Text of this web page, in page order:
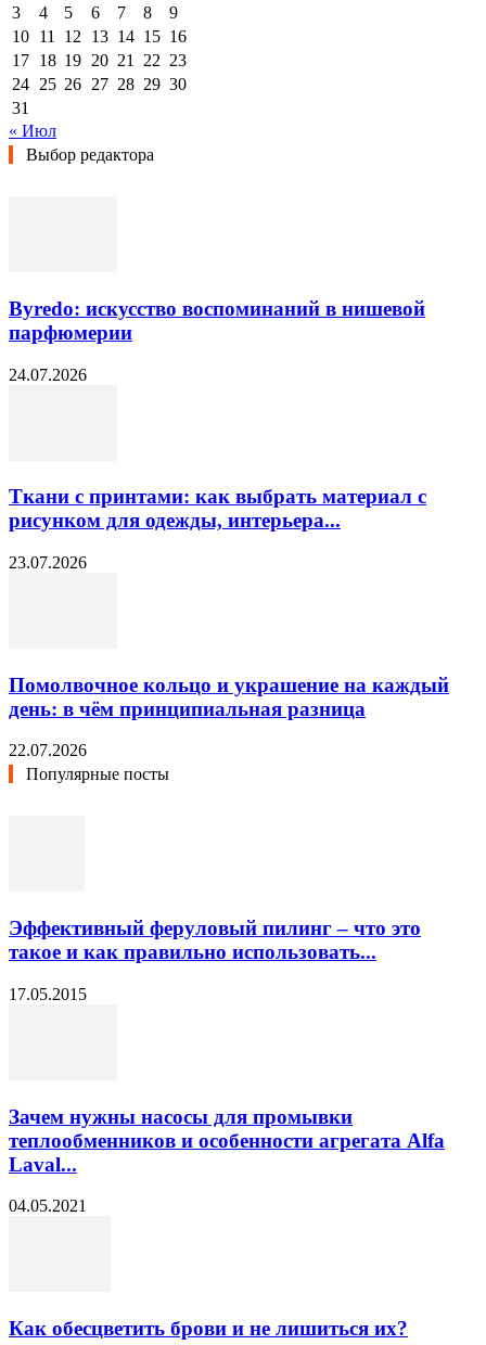
3
4 5 6 7 8
9
10 11 12 13 14 15 16
17 18 19 20 21 22 23
24 25 26 27 28 29 30
31
« Июл
Выбор редактора
Byredo: искусство воспоминаний в нишевой
парфюмерии
24.07.2026
Ткани с принтами: как выбрать материал с
рисунком для одежды, интерьера...
23.07.2026
Помолвочное кольцо и украшение на каждый
день: в чём принципиальная разница
22.07.2026
Популярные посты
Эффективный феруловый пилинг – что это
такое и как правильно использовать...
17.05.2015
Зачем нужны насосы для промывки
теплообменников и особенности агрегата Alfa
Laval...
04.05.2021
Как обесцветить брови и не лишиться их?